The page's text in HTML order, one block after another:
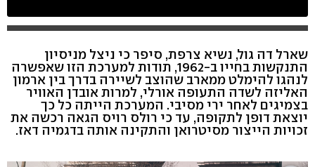
שארל דה גול, נשיא צרפת, סיפר כי ניצל מניסיון
התנקשות בחייו ב-1962, תודות למערכת הזו שאפשרה
לנהגו להימלט ממארב שהוצב לשיירה בדרך בין ארמון
האליזה לשדה התעופה אורלי, למרות אובדן האוויר
בצמיגים לאחר ירי מסיבי. המערכת הייתה כל כך
יוצאת דופן לתקופה, עד כי רולס רויס הגאה רכשה את
זכויות הייצור מסיטרואן והתקינה אותה בדגמיה דאז.